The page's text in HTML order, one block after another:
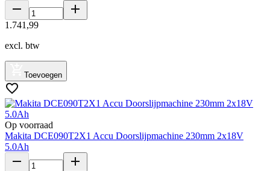
1 .741 ,99
excl. btw
Toevoegen
Op voorraad
Makita DCE090T2X1 Accu Doorslijpmachine 230mm 2x18V
5.0Ah